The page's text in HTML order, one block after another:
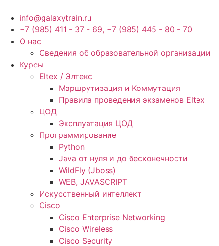
содержимому
info@galaxytrain.ru
+7 (985) 411 - 37 - 69, +7 (985) 445 - 80 - 70
О нас
Сведения об образовательной организации
Курсы
Eltex / Элтекс
Маршрутизация и Коммутация
Правила проведения экзаменов Eltex
ЦОД
Эксплуатация ЦОД
Программирование
Python
Java от нуля и до бесконечности
WildFly (Jboss)
WEB, JAVASCRIPT
Искусственный интеллект
Cisco
Cisco Enterprise Networking
Cisco Wireless
Cisco Security